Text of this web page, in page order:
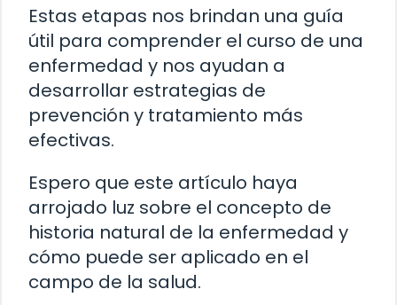
Estas etapas nos brindan una guía
útil para comprender el curso de una
enfermedad y nos ayudan a
desarrollar estrategias de
prevención y tratamiento más
efectivas.
Espero que este artículo haya
arrojado luz sobre el concepto de
historia natural de la enfermedad y
cómo puede ser aplicado en el
campo de la salud.